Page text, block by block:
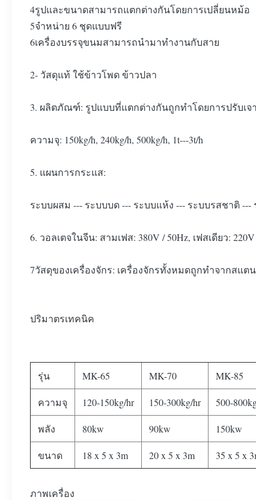
4รูปและขนาดสามารถแตกต่างกันโดยการเปลี่ยนหม้อ
5จําหน่าย 6 ชุดแบบฟรี
6เครื่องบรรจุขนมสามารถนํามาทํางานกับสาย
2- วัสดุแท้ ใช้ข้าวโพด ข้าวปลา
3. ผลิตภัณฑ์: รูปแบบที่แตกต่างกันถูกทําโดยการปรับเจา
ความจุ: 150kg/h, 240kg/h, 500kg/h, 1t---3t/h
5. แผนการกระแส:
ระบบผสม --- ระบบบด --- ระบบแห้ง --- ระบบรสชาติ ---
6. วอลเตจในจีน: สามเฟส: 380V / 50Hz, เฟสเดียว:
7วัสดุของเครื่องจักร: เครื่องจักรทั้งหมดถูกทําจากสแ
ปริมาตรเทคนิค
รุ่น MK-65 MK-70 MK-85
ความจุ 120-150kg/hr 150-300kg/hr 500-
พลัง 80kw 90kw 150kw
ขนาด 18 x 5 x 3m 20 x 5 x 3m 35 x 5 x
ภาพเครื่อง